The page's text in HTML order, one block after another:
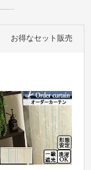
お得なセット販売